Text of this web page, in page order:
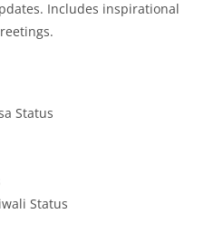
Includes inspirational
Status
Status